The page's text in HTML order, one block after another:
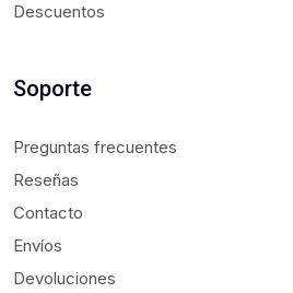
Descuentos
Soporte
Preguntas frecuentes
Reseñas
Contacto
Envíos
Devoluciones